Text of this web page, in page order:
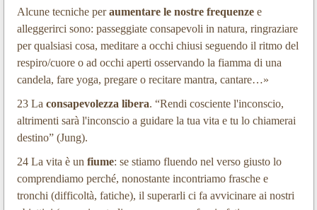
Alcune tecniche peraumentare le nostre frequenzee
alleggerirci sono: passeggiate consapevoli in natura, ringraziare
per qualsiasi cosa, meditare a occhi chiusi seguendo il ritmo del
respiro/cuore o ad occhi aperti osservando la fiamma di una
candela, fare yoga, pregare o recitare mantra, cantare…»
23 La consapevolezza libera. “Rendi cosciente l'inconscio,
altrimenti sarà l'inconscio a guidare la tua vita e tu lo chiamerai
destino” (Jung).
24 La vita è un fiume: se stiamo fluendo nel verso giusto lo
comprendiamo perché, nonostante incontriamo frasche e
tronchi (difficoltà, fatiche), il superarli ci fa avvicinare ai nostri